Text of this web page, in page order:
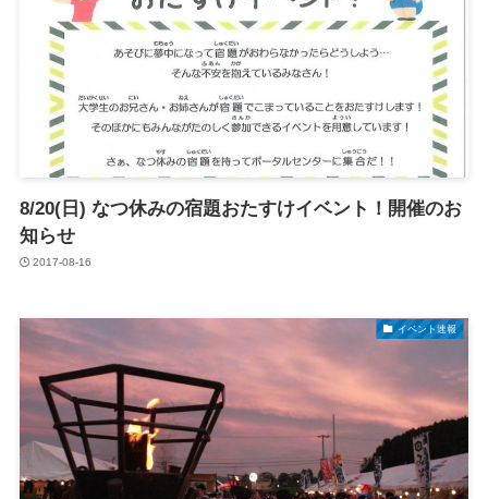
8/20(日) なつ休みの宿題おたすけイベント！開催のお
知らせ
2017-08-16
イベント速報